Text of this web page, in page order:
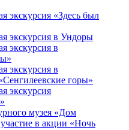
экскурсия «Здесь был
экскурсия в Ундоры
экскурсия в
экскурсия в
горы»
экскурсия
музея «Дом
в акции «Ночь